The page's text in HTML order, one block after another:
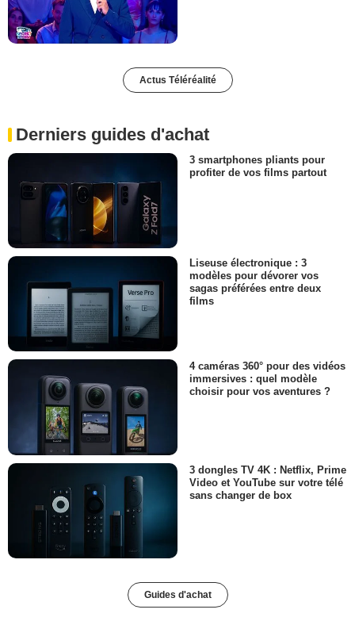
Actus Téléréalité
Derniers guides d'achat
3 smartphones pliants pour
profiter de vos films partout
Liseuse électronique : 3
modèles pour dévorer vos
sagas préférées entre deux
films
4 caméras 360° pour des vidéos
immersives : quel modèle
choisir pour vos aventures ?
3 dongles TV 4K : Netflix, Prime
Video et YouTube sur votre télé
sans changer de box
Guides d'achat